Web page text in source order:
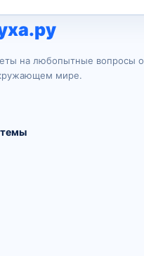
на любопытные вопросы о
мире.